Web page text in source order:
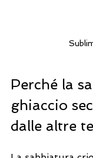
Perché la
ghiaccio
dalle altre